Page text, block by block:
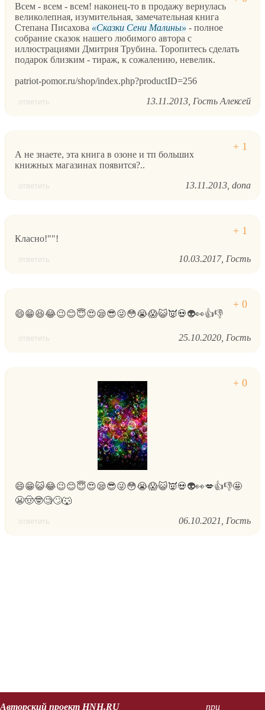
Всем - всем - всем! наконец-то в продажу вернулась
великолепная, изумительная, замечательная книга
Степана Писахова
Сказки Сени Малины
- полное
собрание сказок нашего любимого автора с
иллюстрациями Дмитрия Трубина. Торопитесь сделать
подарок близким - тираж, к сожалению, невелик.
patriot-pomor.ru/shop/index.php?productID=256
ответить 13.11.2013 Гость Алексей
А не знаете, эта книга в озоне и тп больших
книжных магазинах появится?..
ответить 13.11.2013 dona
Класно!""!
ответить 10.03.2017 Гость
😄😁😆😂😉😊😇😍😪😎😜😳😭😱😺👿💀👽👀👍👎
ответить 25.10.2020 Гость
😄😁😺😂😉😊😇😍😪😎😜😳😭😱😺👿💀👽👀💋👍👎🤩
😬🤠🤓🧐🙄🐺
ответить 06.10.2021 Гость
Авторский проект HNH.RU при